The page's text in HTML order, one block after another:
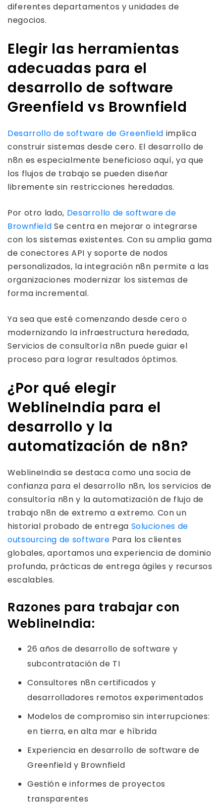
diferentes departamentos y unidades de
negocios.
Elegir las herramientas
adecuadas para el
desarrollo de software
Greenfield vs Brownfield
Desarrollo de software de Greenfield implica
construir sistemas desde cero. El desarrollo de
n8n es especialmente beneficioso aquí, ya que
los flujos de trabajo se pueden diseñar
libremente sin restricciones heredadas.
Por otro lado, Desarrollo de software de
Brownfield Se centra en mejorar o integrarse
con los sistemas existentes. Con su amplia gama
de conectores API y soporte de nodos
personalizados, la integración n8n permite a las
organizaciones modernizar los sistemas de
forma incremental.
Ya sea que esté comenzando desde cero o
modernizando la infraestructura heredada,
Servicios de consultoría n8n puede guiar el
proceso para lograr resultados óptimos.
¿Por qué elegir
WeblineIndia para el
desarrollo y la
automatización de n8n?
WeblineIndia se destaca como una socia de
confianza para el desarrollo n8n, los servicios de
consultoría n8n y la automatización de flujo de
trabajo n8n de extremo a extremo. Con un
historial probado de entrega Soluciones de
outsourcing de software Para los clientes
globales, aportamos una experiencia de dominio
profunda, prácticas de entrega ágiles y recursos
escalables.
Razones para trabajar con
WeblineIndia:
26 años de desarrollo de software y
subcontratación de TI
Consultores n8n certificados y
desarrolladores remotos experimentados
Modelos de compromiso sin interrupciones:
en tierra, en alta mar e híbrida
Experiencia en desarrollo de software de
Greenfield y Brownfield
Gestión e informes de proyectos
transparentes